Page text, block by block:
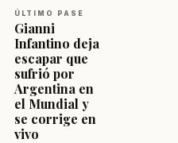
ÚLTIMO PASE
Gianni
Infantino deja
escapar que
sufrió por
Argentina en
el Mundial y
se corrige en
vivo